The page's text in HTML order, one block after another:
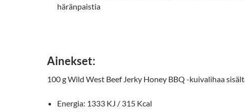
häränpaistia
Ainekset:
100 g Wild West Beef Jerky Honey BBQ -kuivalihaa
Energia: 1333 KJ / 315 Kcal